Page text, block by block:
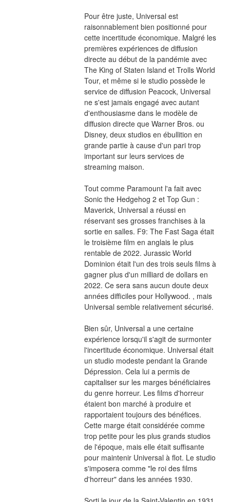
Pour être juste, Universal est
raisonnablement bien positionné pour
cette incertitude économique. Malgré les
premières expériences de diffusion
directe au début de la pandémie avec
The King of Staten Island et Trolls World
Tour, et même si le studio possède le
service de diffusion Peacock, Universal
ne s'est jamais engagé avec autant
d'enthousiasme dans le modèle de
diffusion directe que Warner Bros. ou
Disney, deux studios en ébullition en
grande partie à cause d'un pari trop
important sur leurs services de
streaming maison.
Tout comme Paramount l'a fait avec
Sonic the Hedgehog 2 et Top Gun :
Maverick, Universal a réussi en
réservant ses grosses franchises à la
sortie en salles. F9: The Fast Saga était
le troisième film en anglais le plus
rentable de 2022. Jurassic World
Dominion était l'un des trois seuls films à
gagner plus d'un milliard de dollars en
2022. Ce sera sans aucun doute deux
années difficiles pour Hollywood. , mais
Universal semble relativement sécurisé.
Bien sûr, Universal a une certaine
expérience lorsqu'il s'agit de surmonter
l'incertitude économique. Universal était
un studio modeste pendant la Grande
Dépression. Cela lui a permis de
capitaliser sur les marges bénéficiaires
du genre horreur. Les films d'horreur
étaient bon marché à produire et
rapportaient toujours des bénéfices.
Cette marge était considérée comme
trop petite pour les plus grands studios
de l'époque, mais elle était suffisante
pour maintenir Universal à flot. Le studio
s'imposera comme "le roi des films
d'horreur" dans les années 1930.